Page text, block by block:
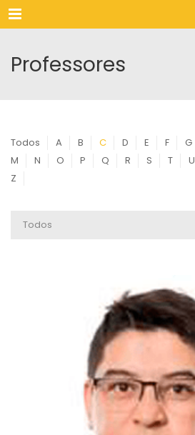
Menu
Professores
Todos A B C D E F G
M
N O P Q R S T U
Z